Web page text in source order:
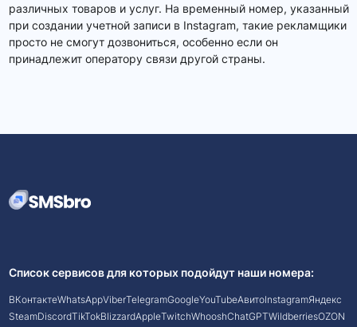
различных товаров и услуг. На временный номер, указанный
при создании учетной записи в Instagram, такие рекламщики
просто не смогут дозвониться, особенно если он
принадлежит оператору связи другой страны.
Список сервисов для которых подойдут наши номера:
ВКонтактеWhatsAppViberTelegramGoogleYouTubeАвитоInstagramЯндекс
SteamDiscordTikTokBlizzardAppleTwitchWhooshChatGPTWildberriesOZON